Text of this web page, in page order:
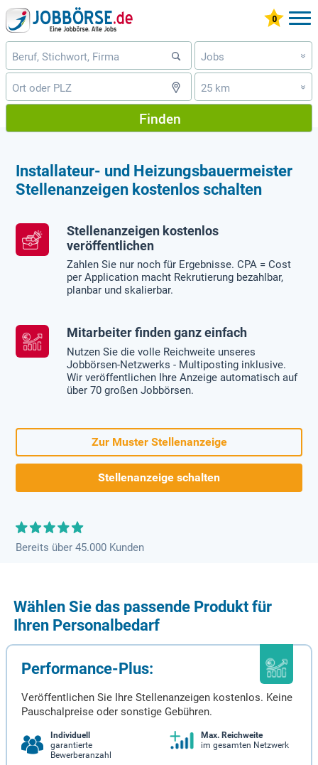
Jobs »
25 km »
Finden
Installateur- und Heizungsbauermeister
Stellenanzeigen kostenlos schalten
Stellenanzeigen kostenlos
veröffentlichen
Zahlen Sie nur noch für Ergebnisse. CPA = Cost
per Application macht Rekrutierung bezahlbar,
planbar und skalierbar.
Mitarbeiter finden ganz einfach
Nutzen Sie die volle Reichweite unseres
Jobbörsen-Netzwerks - Multiposting inklusive.
Wir veröffentlichen Ihre Anzeige automatisch auf
über 70 großen Jobbörsen.
Zur Muster Stellenanzeige
Stellenanzeige schalten
Bereits über 45.000 Kunden
Wählen Sie das passende Produkt für
Ihren Personalbedarf
Performance-Plus:
Veröffentlichen Sie Ihre Stellenanzeigen kostenlos. Keine
Pauschalpreise oder sonstige Gebühren.
Individuell
garantierte
Bewerberanzahl
Max. Reichweite
im gesamten Netzwerk